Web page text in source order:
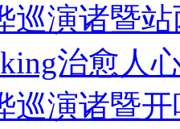
巡演诸暨
治愈人
巡演诸暨